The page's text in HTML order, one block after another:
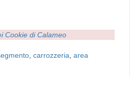
Cookie di Calameo
carrozzeria area